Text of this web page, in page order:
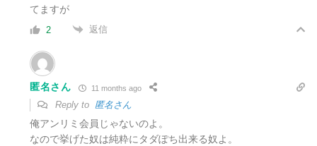
てますが
2 返信
匿名さん 11 months ago
Reply to 匿名さん
俺アンリミ会員じゃないのよ。
なので挙げた奴は純粋にタダぽち出来る奴よ。